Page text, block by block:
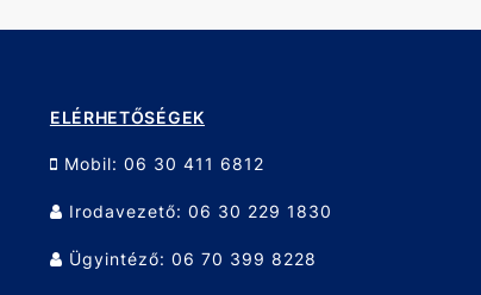
ELÉRHETŐSÉGEK
Mobil: 06 30 411 6812
Irodavezető: 06 30 229 1830
Ügyintéző: 06 70 399 8228